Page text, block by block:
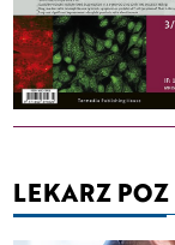
LEKARZ POZ